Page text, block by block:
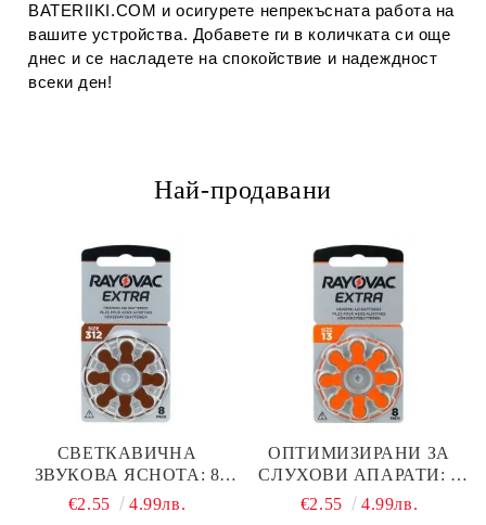
BATERIIKI.COM и осигурете непрекъсната работа на
вашите устройства. Добавете ги в количката си още
днес и се насладете на спокойствие и надеждност
всеки ден!
Най-продавани
СВЕТКАВИЧНА
ЗВУКОВА ЯСНОТА: 8
БРОЯ RAYOVAC EXTRA
€2.55 4.99лв.
ОПТИМИЗИРАНИ ЗА
СЛУХОВИ АПАРАТИ: 8
БРОЯ RAYOVAC EXTRA
€2.55 4.99лв.